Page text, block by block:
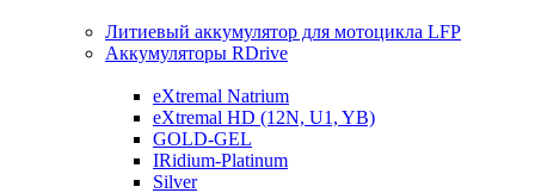
Литиевый аккумулятор для мотоцикла LFP
Аккумуляторы RDrive
eXtremal Natrium
eXtremal HD (12N, U1, YB)
GOLD-GEL
IRidium-Platinum
Silver